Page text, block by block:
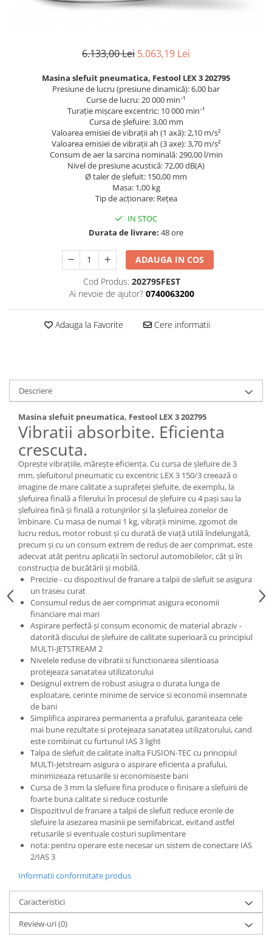
Pentru SATA
Filtre vopsea pentru cana
Furtun alimentare aer
Manometre
Suport pistol
1.4 FILTRARE AER
Baterie filtrare aer vopsitorie
Filtre cu montare pe furtun
1.5 CANA PISTOALE VOPSIT
Cana pistol presurizare
PPS Sistem aplicat vopseaua
Insonorizant
2.3 CHIT
Chit Poliesteric Universal
Chit cu Fibre de Sticla
Chit pentru Plastic
Chit pentru Aluminiu
Rasina si fibra de sticla
2.4 PREGATIREA SUPRAFETEI
Degresant suprafete
2.5 MASCARE
Banda mascare
Suporti
2.6 SLEFUIRE
Disc abraziv velcro
Hartie abraziva
Pasla abraziva
Bloc manual slefuire
2.7 FILLER / PRIMER
Epoxy Primer
Filler
Filler UV
Intaritor Primer
Spray Primer
2.8 PREGATIREA VOPSELEI
Cupe mixare
Verificat vopseaua
Cartele verificat nuanta
Filtre vopsea
Diluant vopsea si lac
Agent dilutie vopsea apa
Diluant nitro
Diluant pentru pierdere
Diverse
Accelerator
2.9 VOPSELE AUTO
Vopsea auto preparata
Vopsea Ready Mix
Vopsea industriala
Intaritor vopsea 2K
2.10 LAC AUTO
Lac auto MS
Lac auto HS
Lac auto UHS
Compresor 220V
Masina polishat Ø 75 mm
Masina polishat Ø 125 - 180 mm
Masina polishat cu acumulator
Statii de incarcare
Consumabile
3.6 INDREPTAT CAROSERIE
Indreptat fara vopsire
Montat si demontat
3.7 SUDURA
Aparat sudura MIG - MAG
Aparat sudura MMA - TIG
Sarma sudura si electrozi
Protectie suduri
3.8 USCARE VOPSEA
PIESE REPARATIE PISTOALE
4.6 PREGATIRE SUPRAFATA
6.133,00 Lei 5.063,19 Lei
Masina slefuit pneumatica, Festool LEX 3 202795
Presiune de lucru (presiune dinamică): 6,00 bar
Curse de lucru: 20 000 min⁻¹
Turaţie mişcare excentric: 10 000 min⁻¹
Cursa de şlefuire: 3,00 mm
Valoarea emisiei de vibraţii ah (1 axă): 2,10 m/s²
Valoarea emisiei de vibraţii ah (3 axe): 3,70 m/s²
Consum de aer la sarcina nominală: 290,00 l/min
Nivel de presiune acustică: 72,00 dB(A)
Ø taler de şlefuit: 150,00 mm
Masa: 1,00 kg
Tip de acţionare: Reţea
IN STOC
Durata de livrare: 48 ore
ADAUGA IN COS
Cod Produs: 202795FEST
Ai nevoie de ajutor? 0740063200
Adauga la Favorite Cere informatii
Descriere
Masina slefuit pneumatica, Festool LEX 3 202795
Vibratii absorbite. Eficienta
crescuta.
Opreşte vibraţiile, măreşte eficienţa. Cu cursa de şlefuire de 3
mm, şlefuitorul pneumatic cu excentric LEX 3 150/3 creează o
imagine de mare calitate a suprafeţei şlefuite, de exemplu, la
şlefuirea finală a filerului în procesul de şlefuire cu 4 paşi sau la
şlefuirea fină şi finală a rotunjirilor şi la şlefuirea zonelor de
îmbinare. Cu masa de numai 1 kg, vibraţii minime, zgomot de
lucru redus, motor robust şi cu durată de viaţă utilă îndelungată,
precum şi cu un consum extrem de redus de aer comprimat, este
adecvat atât pentru aplicaţii în sectorul automobilelor, cât şi în
construcţia de bucătării şi mobilă.
Precizie - cu dispozitivul de franare a talpii de slefuit se asigura
un traseu curat
Consumul redus de aer comprimat asigura economii
financiare mai mari
Aspirare perfectă şi consum economic de material abraziv -
datorită discului de şlefuire de calitate superioară cu principiul
MULTI-JETSTREAM 2
Nivelele reduse de vibratii si functionarea silentioasa
protejeaza sanatatea utilizatorului
Designul extrem de robust asiugra o durata lunga de
exploatare, cerinte minime de service si economii insemnate
de bani
Simplifica aspirarea permanenta a prafului, garanteaza cele
mai bune rezultate si protejeaza sanatatea utilizatorului, cand
este combinat cu furtunul IAS 3 light
Talpa de slefuit de calitate inalta FUSION-TEC cu principiul
MULTI-Jetstream asigura o aspirare eficienta a prafului,
minimizeaza retusarile si economiseste bani
Cursa de 3 mm la slefuire fina produce o finisare a slefuirii de
foarte buna calitate si reduce costurile
Dispozitivul de franare a talpii de slefuit reduce erorile de
slefuire la asezarea masinii pe semifabricat, evitand astfel
retusarile si eventuale costuri suplimentare
nota: pentru operare este necesar un sistem de conectare IAS
2/IAS 3
Informatii conformitate produs
Caracteristici
Review-uri(0)